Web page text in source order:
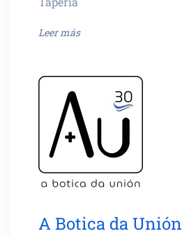
Leer más
A Botica da Unión